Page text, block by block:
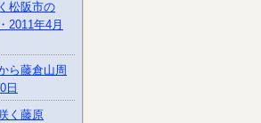
松阪市の
2011年4月
ら藤倉山周
日
く藤原